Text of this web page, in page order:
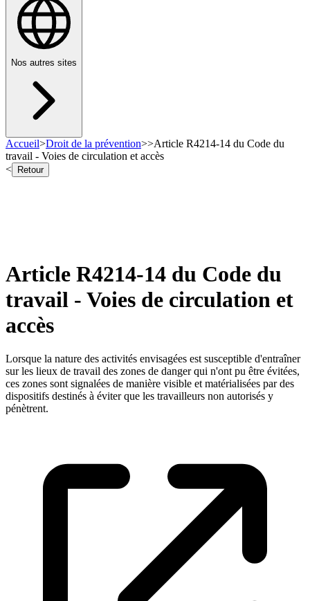
Nos autres sites
Accueil>Droit de la prévention>>Article R4214-14 du Code du
travail - Voies de circulation et accès
<
Retour
Article R4214-14 du Code du
travail - Voies de circulation et
accès
Lorsque la nature des activités envisagées est susceptible d'entraîner
sur les lieux de travail des zones de danger qui n'ont pu être évitées,
ces zones sont signalées de manière visible et matérialisées par des
dispositifs destinés à éviter que les travailleurs non autorisés y
pénètrent.